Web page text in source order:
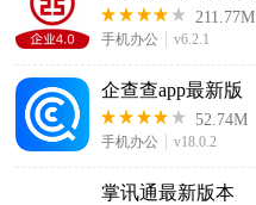
211.77M
手机办公 v6.2.1
企查查app最新版
52.74M
手机办公 v18.0.2
掌讯通最新版本